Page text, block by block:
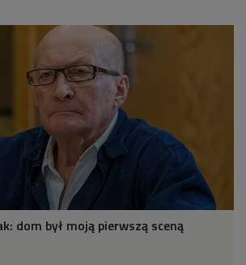
dom był moją pierwszą sceną